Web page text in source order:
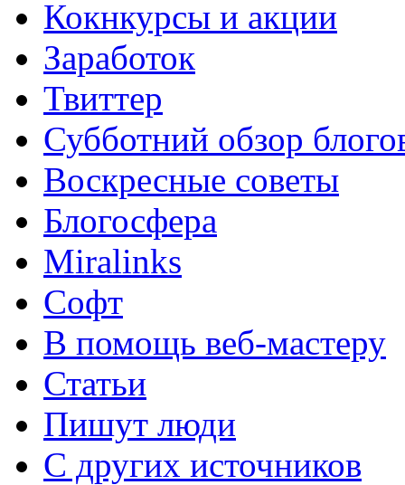
Кокнкурсы и акции
Заработок
Твиттер
Субботний обзор
Воскресные советы
Блогосфера
Miralinks
Софт
В помощь веб-мастеру
Статьи
Пишут люди
С других источников